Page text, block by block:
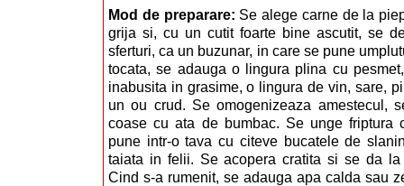
Mod de preparare: Se alege carne de la
grija si, cu un cutit foarte bine ascutit, se
sferturi, ca un buzunar, in care se pune
tocata, se adauga o lingura plina cu
inabusita in grasime, o lingura de vin, sare,
un ou crud. Se omogenizeaza amestecul,
coase cu ata de bumbac. Se unge friptura
pune intr-o tava cu citeve bucatele de
taiata in felii. Se acopera cratita si se da la
Cind s-a rumenit, se adauga apa calda sau